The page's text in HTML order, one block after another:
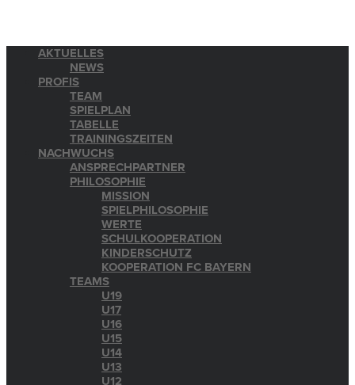
AKTUELLES
NEWS
PROFIS
TEAM
SPIELPLAN
TABELLE
TRAININGSZEITEN
NACHWUCHS
ANSPRECHPARTNER
PHILOSOPHIE
MISSION
SPIELPHILOSOPHIE
WERTE
SCHULKOOPERATION
KINDERSCHUTZ
KOOPERATION FC BAYERN
TEAMS
U19
U17
U16
U15
U14
U13
U12